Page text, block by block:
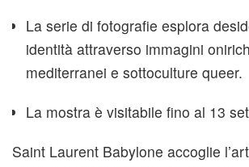
La serie di fotografie esplora
identità attraverso immagini
mediterranei e sottoculture queer.
La mostra è visitabile fino al 13
Saint Laurent Babylone accoglie